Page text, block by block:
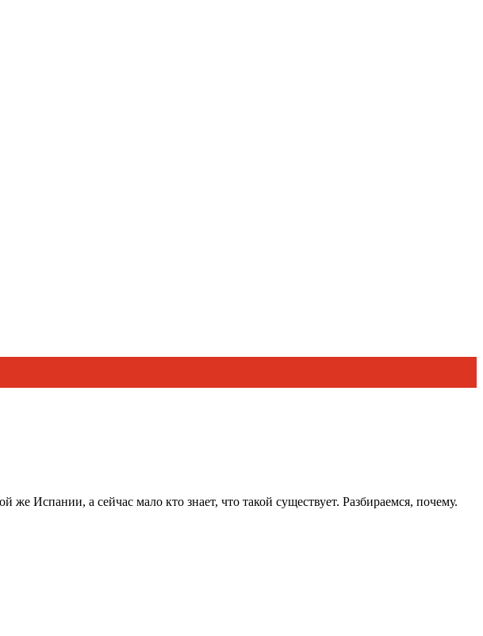
Испании, а сейчас мало кто знает, что такой существует. Разбираемся, почему.